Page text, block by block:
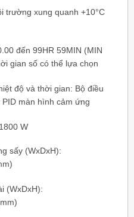
trường xung quanh +10°C
đến 99HR 59MIN (MIN
gian số có thể lựa chọn
độ và thời gian: Bộ điều
màn hình cảm ứng
W
sấy (WxDxH):
(WxDxH):